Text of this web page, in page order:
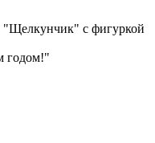
годом!"